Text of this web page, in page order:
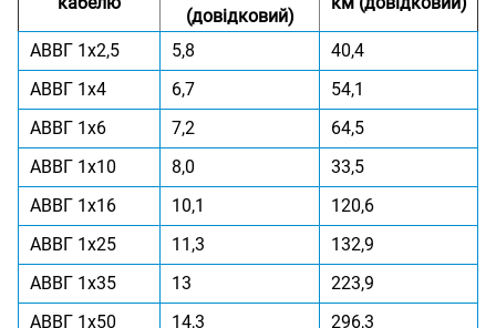
(довідковий)
АВВГ 1x2,5 5,8
40,4
АВВГ 1x4
6,7
54,1
АВВГ 1x6
7,2
64,5
АВВГ 1x10
8,0
33,5
АВВГ 1x16
10,1
120,6
АВВГ 1x25
11,3
132,9
АВВГ 1x35
13
223,9
АВВГ 1x50
14,3 296,3